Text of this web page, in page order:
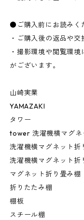
●ご購入前にお読みく
・ご購入後の返品や交
・撮影環境や閲覧環
がございます。
山崎実業
YAMAZAKI
タワー
tower 洗濯機横マグネ
洗濯機横マグネット折
洗濯機横マグネット折
マグネット折り畳み棚
折りたたみ棚
棚板
スチール棚